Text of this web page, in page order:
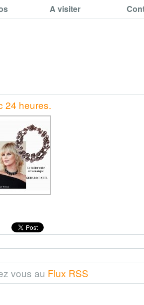
A visiter
24 heures.
vous au Flux RSS